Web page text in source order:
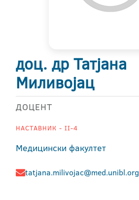
доц. др Татјана
Миливојац
ДОЦЕНТ
НАСТАВНИК - II-4
Медицински факултет
tatjana.milivojac@med.unibl.org